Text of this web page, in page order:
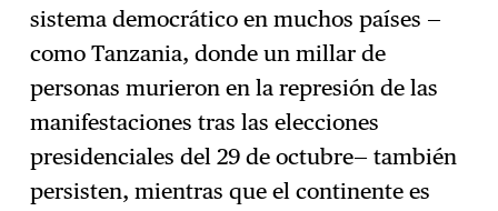
sistema democrático en muchos países —
como Tanzania, donde un millar de
personas murieron en la represión de las
manifestaciones tras las elecciones
presidenciales del 29 de octubre— también
persisten, mientras que el continente es